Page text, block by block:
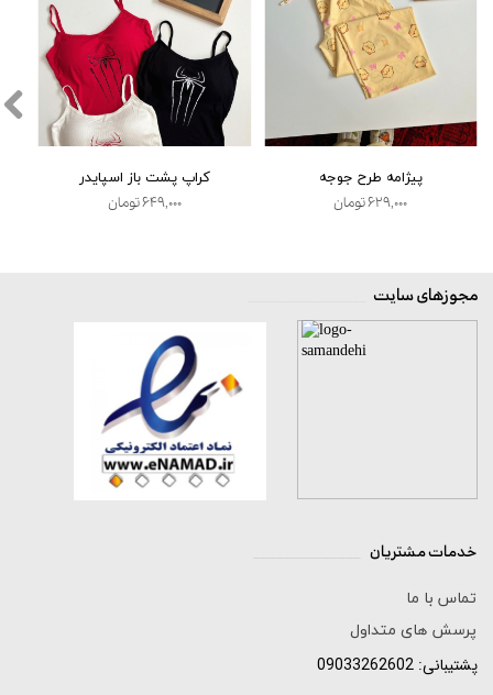
کراپ پشت باز اسپایدر
۶۴۹,۰۰۰ تومان
پیژامه طرح جوجه
۶۲۹,۰۰۰ تومان
تماس با ما
پرسش های متداول
پشتیبانی: 09033262602
مجوزهای سایت
خدمات مشتریان